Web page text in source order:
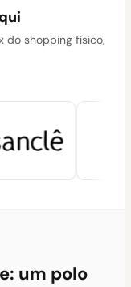
do shopping físico,
um polo